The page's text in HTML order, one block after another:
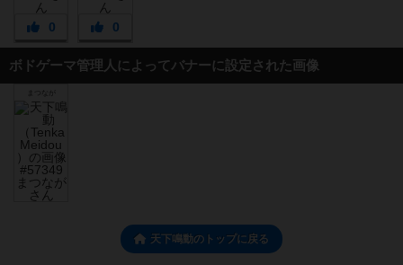
0 0
ボドゲーマ管理人によってバナーに設定された画像
まつなが
天下鳴動のトップに戻る